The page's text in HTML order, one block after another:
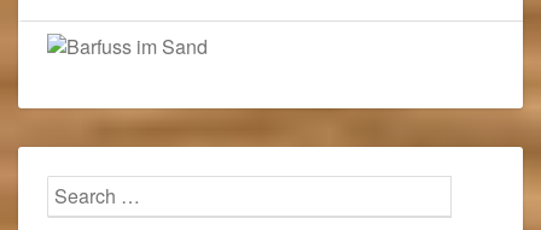
Search
for: